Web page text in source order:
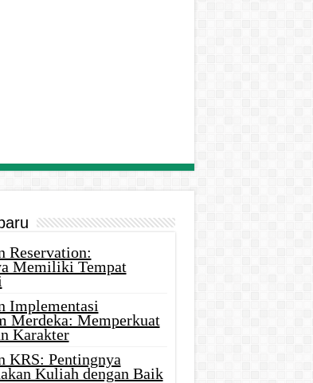
Reservation:
Memiliki Tempat
Implementasi
Merdeka: Memperkuat
Karakter
KRS: Pentingnya
Kuliah dengan Baik